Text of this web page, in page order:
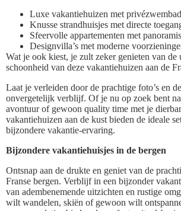
Luxe vakantiehuizen met
Knusse strandhuisjes met directe
Sfeervolle appartementen met
Designvilla’s met moderne
Wat je ook kiest, je zult zeker genieten van de
schoonheid van deze vakantiehuizen aan de
Laat je verleiden door de prachtige foto’s en
onvergetelijk verblijf. Of je nu op zoek bent
avontuur of gewoon quality time met je
vakantiehuizen aan de kust bieden de ideale
bijzondere vakantie-ervaring.
Bijzondere vakantiehuisjes in de bergen
Ontsnap aan de drukte en geniet van de
Franse bergen. Verblijf in een bijzonder
van adembenemende uitzichten en rustige
wilt wandelen, skiën of gewoon wilt